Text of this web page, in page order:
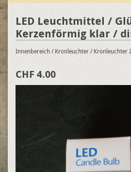
LED Leuchtmittel /
Kerzenförmig klar /
Innenbereich / Kronleuchter/ Kronleuchter
CHF 4.00